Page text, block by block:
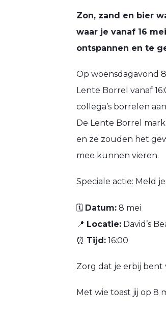
Zon, zand en bier
waar je vanaf 16
ontspannen en te
Op woensdagavond
Lente Borrel vanaf
collega’s borrelen
De Lente Borrel
en ze zouden het
mee kunnen vieren.
Speciale actie: Meld
🗓 Datum: 8 mei
📍 Locatie: David’s
⏰ Tijd: 16:00
Zorg dat je erbij bent
Met wie toast jij op 8